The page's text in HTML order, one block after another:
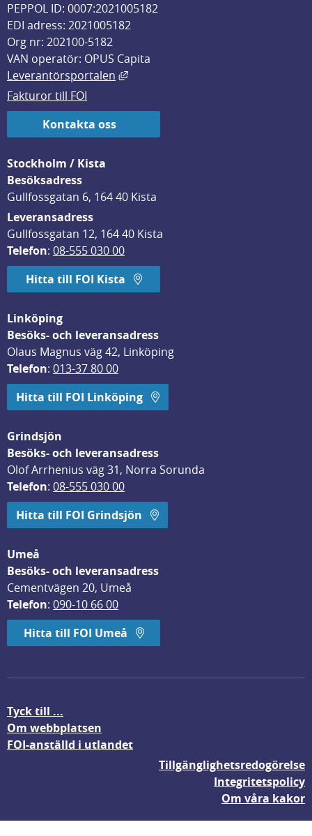
PEPPOL ID: 0007:2021005182
EDI adress: 2021005182
Org nr: 202100-5182
VAN operatör: OPUS Capita
Leverantörsportalen
Länk till annan webbplats, öppnas
Fakturor till FOI
Kontakta oss
Stockholm / Kista
Besöksadress
Gullfossgatan 6, 164 40 Kista
Leveransadress
Gullfossgatan 12, 164 40 Kista
Telefon: 08-555 030 00
Hitta till FOI Kista
Linköping
Besöks- och leveransadress
Olaus Magnus väg 42, Linköping
Telefon: 013-37 80 00
Hitta till FOI Linköping
Grindsjön
Besöks- och leveransadress
Olof Arrhenius väg 31, Norra Sorunda
Telefon: 08-555 030 00
Hitta till FOI Grindsjön
Umeå
Besöks- och leveransadress
Cementvägen 20, Umeå
Telefon: 090-10 66 00
Hitta till FOI Umeå
Tyck till ...
Om webbplatsen
FOI-anställd i utlandet
Tillgänglighetsredogörelse
Integritetspolicy
Om våra kakor